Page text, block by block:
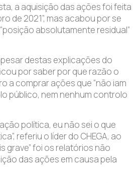
a aquisição das ações foi feita
de 2021”, mas acabou por se
absolutamente residual”
destas explicações do
por saber por que razão o
a comprar ações que “não iam
público, nem nenhum controlo
política, eu não sei o que
referiu o líder do CHEGA, ao
grave” foi os relatórios não
das ações em causa pela